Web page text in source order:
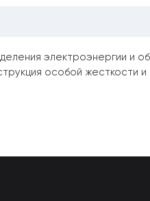
электроэнергии и
особой жесткости